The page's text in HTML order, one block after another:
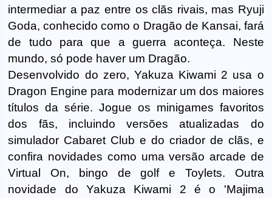
intermediar a paz entre os clãs rivais, mas Ryuji
Goda, conhecido como o Dragão de Kansai, fará
de tudo para que a guerra aconteça. Neste
mundo, só pode haver um Dragão.
Desenvolvido do zero, Yakuza Kiwami 2 usa o
Dragon Engine para modernizar um dos maiores
títulos da série. Jogue os minigames favoritos
dos fãs, incluindo versões atualizadas do
simulador Cabaret Club e do criador de clãs, e
confira novidades como uma versão arcade de
Virtual On, bingo de golf e Toylets. Outra
novidade do Yakuza Kiwami 2 é o 'Majima